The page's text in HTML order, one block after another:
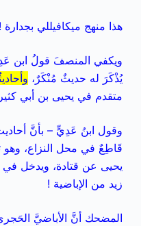
هذا منهج ميكافيللي بجدارة
ويكفي المنصفَ قولُ ابن
يُذْكَرَ له حديثٌ مُنْكَرٌ،
متقدم في يحيى بن أبي
وقول ابنُ عَدِيٍّ – بأنَّ
قَاطِعٌ في محل النزاع،
يحيى عن قتادة، ويدخل في
زيد من الإباضية !
المضحك أنَّ الأباضيَّ